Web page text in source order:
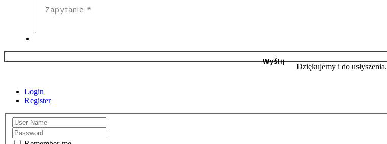
Dziękujemy i do usłyszenia.
Login
Register